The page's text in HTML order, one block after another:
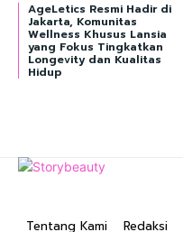
AgeLetics Resmi Hadir di
Jakarta, Komunitas
Wellness Khusus Lansia
yang Fokus Tingkatkan
Longevity dan Kualitas
Hidup
Tentang Kami Redaksi